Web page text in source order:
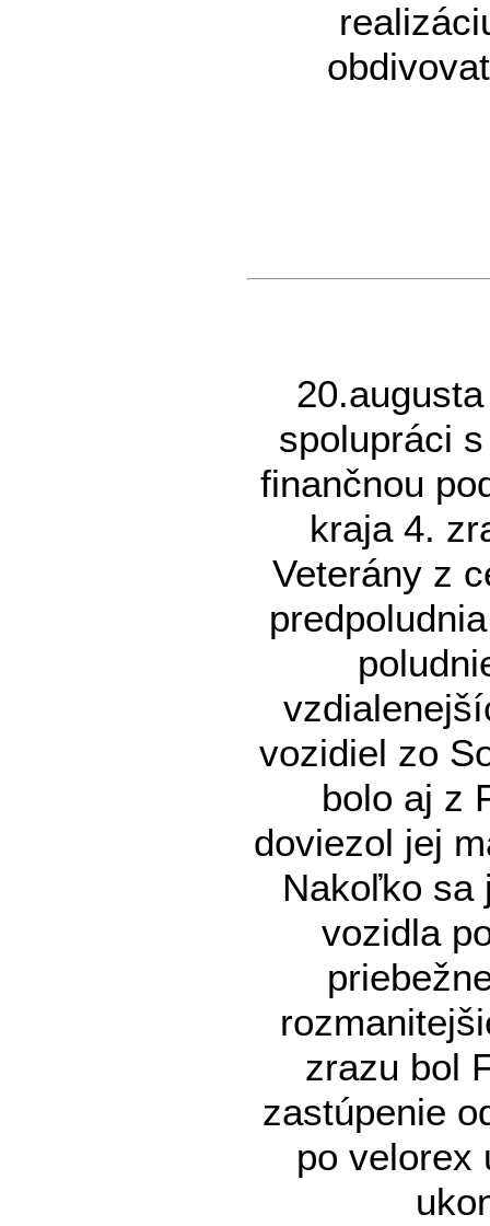
spolupráci
finančnou
kraja 4.
Veterány z
vozidiel zo
bolo aj z
doviezol jej
Nakoľko sa
vozidla
zrazu bol
zastúpenie
po velorex